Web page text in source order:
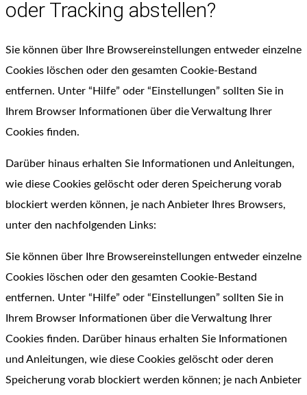
oder Tracking abstellen?
Sie können über Ihre Browsereinstellungen entweder einzelne
Cookies löschen oder den gesamten Cookie-Bestand
entfernen. Unter “Hilfe” oder “Einstellungen” sollten Sie in
Ihrem Browser Informationen über die Verwaltung Ihrer
Cookies finden.
Darüber hinaus erhalten Sie Informationen und Anleitungen,
wie diese Cookies gelöscht oder deren Speicherung vorab
blockiert werden können, je nach Anbieter Ihres Browsers,
unter den nachfolgenden Links:
Sie können über Ihre Browsereinstellungen entweder einzelne
Cookies löschen oder den gesamten Cookie-Bestand
entfernen. Unter “Hilfe” oder “Einstellungen” sollten Sie in
Ihrem Browser Informationen über die Verwaltung Ihrer
Cookies finden. Darüber hinaus erhalten Sie Informationen
und Anleitungen, wie diese Cookies gelöscht oder deren
Speicherung vorab blockiert werden können; je nach Anbieter